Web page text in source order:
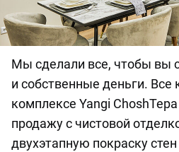
Мы сделали все, чтобы вы
и собственные деньги.
комплексе Yangi
продажу с чистовой
двухэтапную покраску